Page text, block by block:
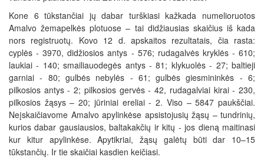
Kone 6 tūkstančiai jų dabar turškiasi kažkada numelioruotos
Amalvo žemapelkės plotuose – tai didžiausias skaičius iš kada
nors registruotų. Kovo 12 d. apskaitos rezultatais, čia rasta:
cyplės - 3970, didžiosios antys - 576; rudagalvės kryklės - 610;
laukiai - 140; smailiauodegės antys - 81; klykuolės - 27; baltieji
garniai - 80; gulbės nebylės - 61; gulbės giesmininkės - 6;
pilkosios antys - 2; pilkosios gervės - 42, rudagalviai kirai - 230,
pilkosios žąsys – 20; jūriniai ereliai - 2. Viso – 5847 paukščiai.
Neįskaičiavome Amalvo apylinkėse apsistojusių žąsų – tundrinių,
kurios dabar gausiausios, baltakakčių ir kitų - jos dieną maitinasi
kur kitur apylinkėse. Apytikriai, žąsų galėtų būti dar 10–15
tūkstančių. Ir tie skaičiai kasdien keičiasi.